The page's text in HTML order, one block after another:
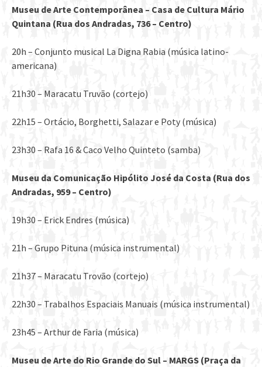
Museu de Arte Contemporânea – Casa de Cultura Mário
Quintana (Rua dos Andradas, 736 – Centro)
20h – Conjunto musical La Digna Rabia (música latino-
americana)
21h30 – Maracatu Truvão (cortejo)
22h15 – Ortácio, Borghetti, Salazar e Poty (música)
23h30 – Rafa 16 & Caco Velho Quinteto (samba)
Museu da Comunicação Hipólito José da Costa (Rua dos
Andradas, 959 – Centro)
19h30 – Erick Endres (música)
21h – Grupo Pituna (música instrumental)
21h37 – Maracatu Trovão (cortejo)
22h30 – Trabalhos Espaciais Manuais (música instrumental)
23h45 – Arthur de Faria (música)
Museu de Arte do Rio Grande do Sul – MARGS (Praça da